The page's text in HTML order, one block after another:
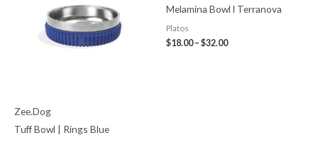
Zee.Dog
Tuff Bowl | Rings Blue
Melamina Bowl l Terranova
Platos
$18.00 – $32.00
$32.00